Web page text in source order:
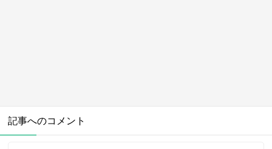
記事へのコメント